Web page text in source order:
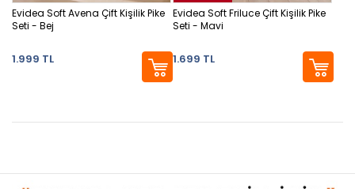
Evidea Soft Avena Çift Kişilik Pike
Seti - Bej
1.999 TL
Evidea Soft Friluce Çift Kişilik Pike
Seti - Mavi
1.699 TL